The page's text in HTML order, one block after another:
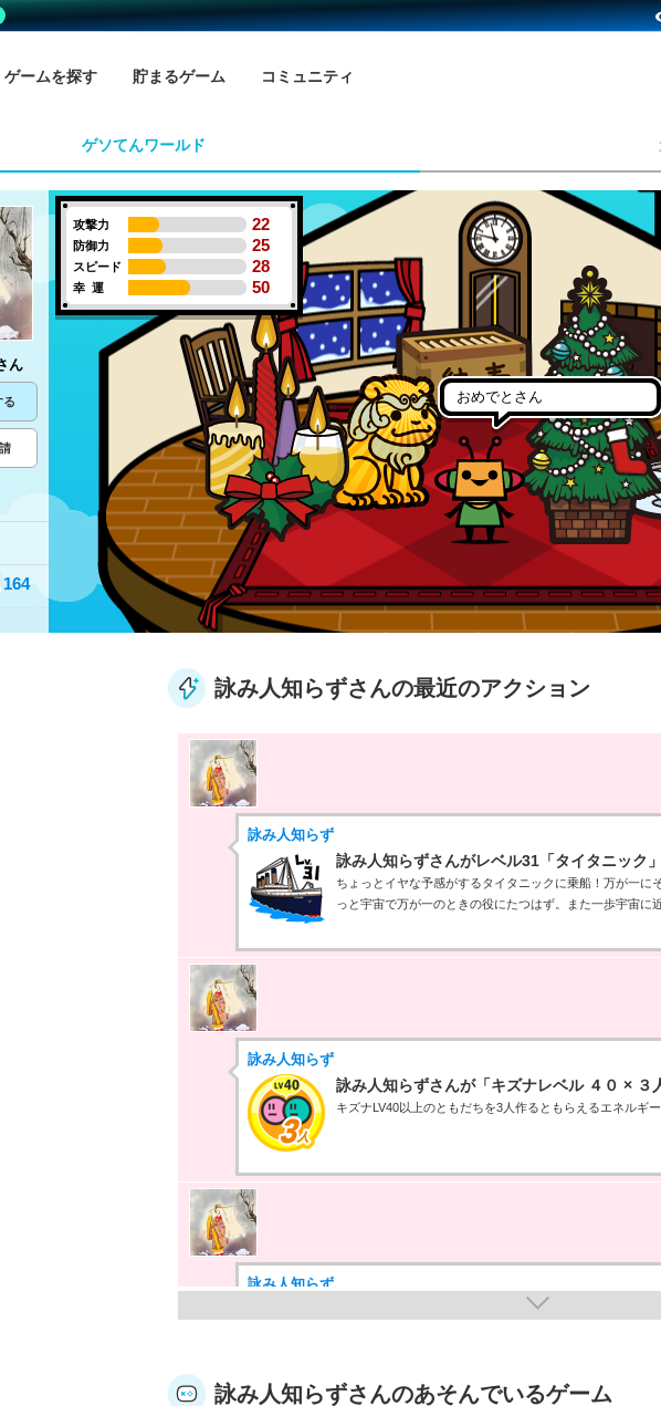
ゲームを探す 貯まるゲーム コミュニティ
ゲソてんワールド
ん
る
164
攻撃力 22
防御力 25
スピード 28
幸 運 50
おめでとさん
詠み人知らずさんの最近のアクション
詠み人知らず
詠み人知らずさんがレベル31「タイタニック
ちょっとイヤな予感がするタイタニックに乗船！万が一に
っと宇宙で万が一のときの役にたつはず。また一歩宇宙に
詠み人知らず
詠み人知らずさんが「キズナレベル ４０ × ３
キズナLV40以上のともだちを3人作るともらえるエネルギー
詠み人知らず
詠み人知らずさんが「メダル10000」バッジを
詠み人知らずさんのあそんでいるゲーム